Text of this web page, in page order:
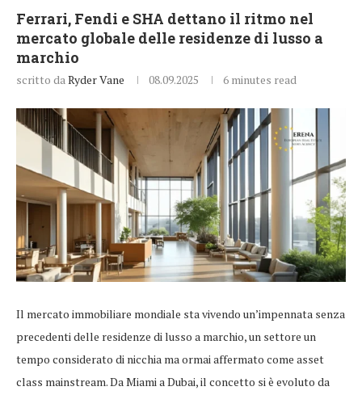
Ferrari, Fendi e SHA dettano il ritmo nel
mercato globale delle residenze di lusso a
marchio
scritto daRyder Vane 08.09.2025 6 minutes read
Il mercato immobiliare mondiale sta vivendo un’impennata senza
precedenti delle residenze di lusso a marchio, un settore un
tempo considerato di nicchia ma ormai affermato come asset
class mainstream. Da Miami a Dubai, il concetto si è evoluto da